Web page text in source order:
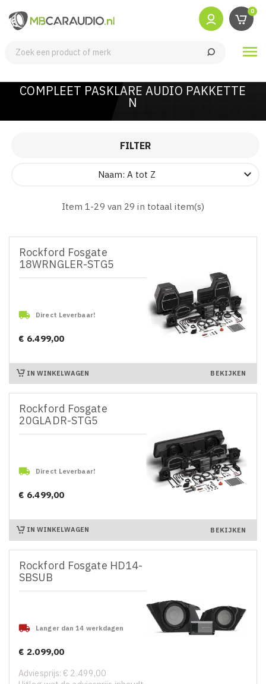
0

COMPLEET PASKLARE AUDIO PAKKETTE
N
FILTER
Naam: A tot Z 
Item 1-29 van 29 in totaal item(s)
Rockford Fosgate
18WRNGLER-STG5
 Direct Leverbaar!
Prijs
€ 6.499,00
IN WINKELWAGEN BEKIJKEN
Rockford Fosgate
20GLADR-STG5
 Direct Leverbaar!
Prijs
€ 6.499,00
IN WINKELWAGEN BEKIJKEN
Rockford Fosgate HD14-
SBSUB
 Langer dan 14 werkdagen
Prijs
€ 2.099,00
Adviesprijs: € 2.499,00